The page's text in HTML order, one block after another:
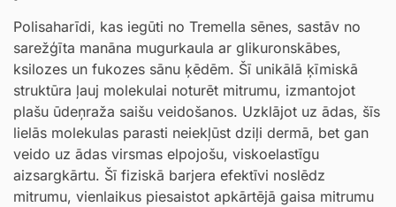
Polisaharīdi, kas iegūti no Tremella sēnes, sastāv no
sarežģīta manāna mugurkaula ar glikuronskābes,
ksilozes un fukozes sānu ķēdēm. Šī unikālā ķīmiskā
struktūra ļauj molekulai noturēt mitrumu, izmantojot
plašu ūdeņraža saišu veidošanos. Uzklājot uz ādas, šīs
lielās molekulas parasti neiekļūst dziļi dermā, bet gan
veido uz ādas virsmas elpojošu, viskoelastīgu
aizsargkārtu. Šī fiziskā barjera efektīvi noslēdz
mitrumu, vienlaikus piesaistot apkārtējā gaisa mitrumu